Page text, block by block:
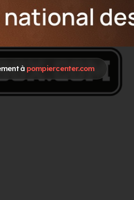
à pompiercenter.com